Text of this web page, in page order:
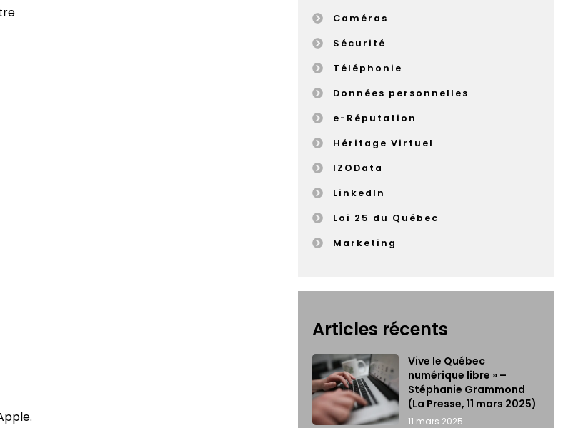
Caméras
Sécurité
Téléphonie
Données personnelles
e-Réputation
Héritage Virtuel
IZOData
LinkedIn
Loi 25 du Québec
Marketing
Articles récents
Vive le Québec
numérique libre » –
Stéphanie Grammond
(La Presse, 11 mars 2025)
11 mars 2025